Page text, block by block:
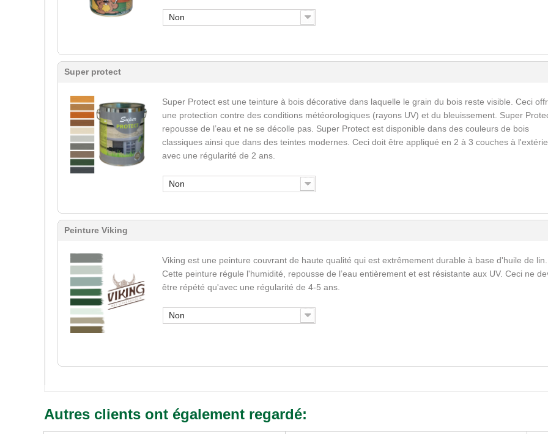
Non
Super protect
Super Protect est une teinture à bois décorative dans laquelle le grain du bois reste visible. Ceci
une protection contre des conditions météorologiques (rayons UV) et du bleuissement. Super
repousse de l’eau et ne se décolle pas. Super Protect est disponible dans des couleurs de bois
classiques ainsi que dans des teintes modernes. Ceci doit être appliqué en 2 à 3 couches à
avec une régularité de 2 ans.
Non
Peinture Viking
Viking est une peinture couvrant de haute qualité qui est extrêmement durable à base d'huile de lin.
Cette peinture régule l'humidité, repousse de l’eau entièrement et est résistante aux UV. Ceci ne
être répété qu'avec une régularité de 4-5 ans.
Non
Autres clients ont également regardé: